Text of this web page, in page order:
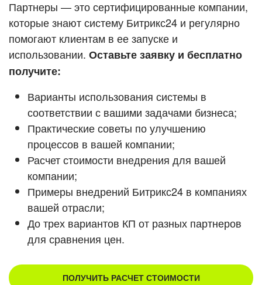
ВХОД
ВХОД
Смотреть видеокейсы
Партнеры — это сертифицированные компании,
которые знают систему Битрикс24 и регулярно
помогают клиентам в ее запуске и
использовании. Оставьте заявку и бесплатно
получите:
Варианты использования системы в
соответствии с вашими задачами бизнеса;
Практические советы по улучшению
процессов в вашей компании;
Расчет стоимости внедрения для вашей
компании;
Примеры внедрений Битрикс24 в компаниях
вашей отрасли;
До трех вариантов КП от разных партнеров
для сравнения цен.
ПОЛУЧИТЬ РАСЧЕТ СТОИМОСТИ